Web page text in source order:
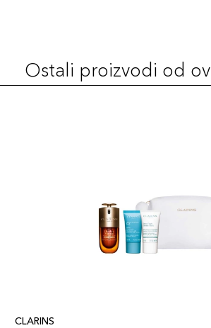
Ostali proizvodi od
CLARINS